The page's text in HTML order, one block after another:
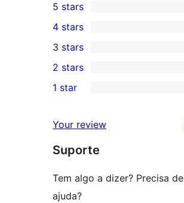
9
5-
star
reviews
5 stars
4-
star
reviews
4 stars
0
3-
star
3 stars
2-
reviews
2 stars
star
reviews
1 star
Your review
Suporte
Tem algo a dizer? Precisa de
ajuda?